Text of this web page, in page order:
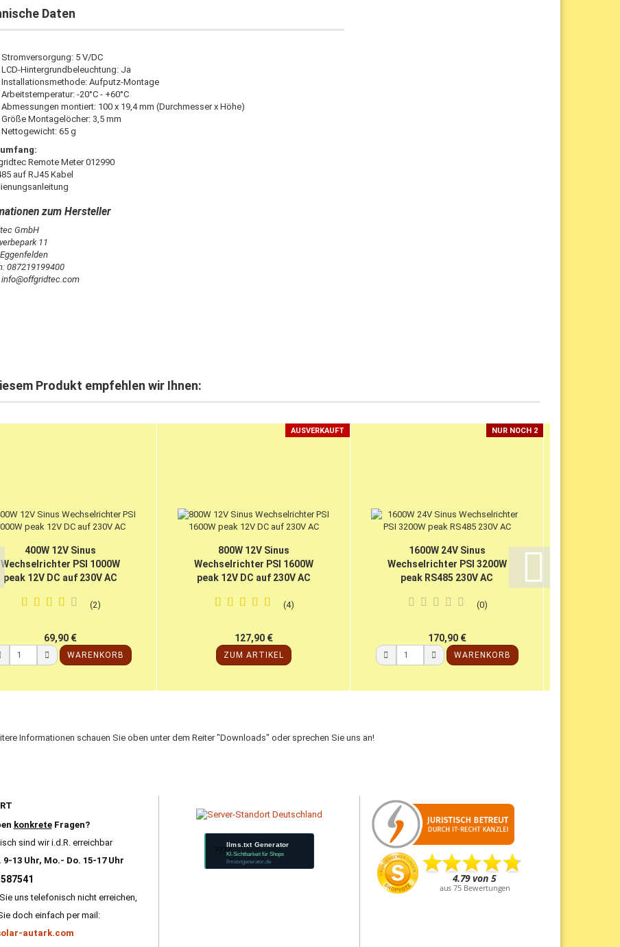
Daten
Stromversorgung: 5 V/DC
LCD-Hintergrundbeleuchtung: Ja
Installationsmethode: Aufputz-Montage
Arbeitstemperatur: -20°C - +60°C
Abmessungen montiert: 100 x 19,4 mm (Durchmesser x Höhe)
Größe Montagelöcher: 3,5 mm
Nettogewicht: 65 g
Remote Meter 012990
auf RJ45 Kabel
GmbH
11
087219199400
info@offgridtec.com
Produkt empfehlen wir Ihnen:
400W 12V Sinus
Wechselrichter PSI 1000W
peak 12V DC auf 230V AC
2
69,90 €
WARENKORB
AUSVERKAUFT
800W 12V Sinus
Wechselrichter PSI 1600W
peak 12V DC auf 230V AC
4
127,90 €
ZUM ARTIKEL
NUR NOCH 2
1600W 24V Sinus
Wechselrichter PSI 3200W
peak RS485 230V AC
0
170,90 €
WARENKORB
Informationen schauen Sie oben unter dem Reiter "Downloads" oder sprechen Sie uns an!
konkreteFragen?
sind wir i.d.R. erreichbar
9-13 Uhr, Mo.- Do. 15-17 Uhr
uns telefonisch nicht erreichen,
doch einfach per mail:
autark.com
????
llms.txt Generator
KI-Sichtbarkeit für Shops
llmstxtgenerator.de